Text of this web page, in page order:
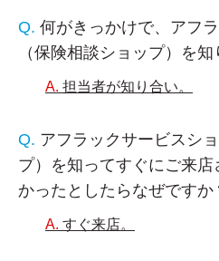
何がきっかけで、アフ
（保険相談ショップ）を知
担当者が知り合い。
アフラックサービスシ
プ）を知ってすぐにご来
かったとしたらなぜですか
すぐ来店。